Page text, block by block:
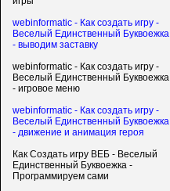
webinformatic - Как создать игру -
Веселый Единственный Буквоежка
- выводим заставку
webinformatic - Как создать игру -
Веселый Единственный Буквоежка
- игровое меню
webinformatic - Как создать игру -
Веселый Единственный Буквоежка
- движение и анимация героя
Как Создать игру ВЕБ - Веселый
Единственный Буквоежка -
Программируем сами